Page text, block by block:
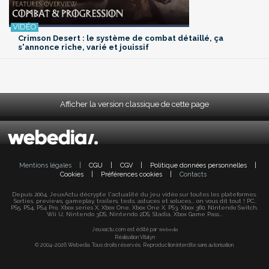
Crimson Desert : le système de combat détaillé, ça
s'annonce riche, varié et jouissif
Afficher la version classique de cette page
Mentions légales CGU CGV Politique données personnelles
Cookies
Préférences cookies Contacts
Depuis 2004, JeuxActu décrypte l'actualité du jeu vidéo sur toutes les plateformes.
Sorties, previews, gameplay, trailers, tests, astuces et soluces... on vous dit tout ! PC,
PS5, PS4, PS4 Pro, Xbox series X, Xbox One, Xbox One X, PS3, Xbox 360, Nintendo Switch,
Wii U, Nintendo 3DS, Nintendo 2DS, Stadia, Xbox Game Pass...
Jeuxactu.com est édité par Webedia
Réalisation Vitalyn
© 2004-2026 Webedia. Tous droits réservés. Reproduction interdite sans autorisation.